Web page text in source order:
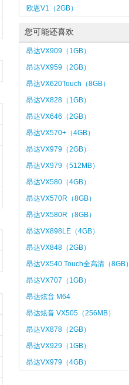
欧恩V1（2GB）
您可能还喜欢
昂达VX909（1GB）
昂达VX959（2GB）
昂达VX620Touch（8GB）
昂达VX828（1GB）
昂达VX646（2GB）
昂达VX570+（4GB）
昂达VX979（2GB）
昂达VX979（512MB）
昂达VX580（4GB）
昂达VX570R（8GB）
昂达VX580R（8GB）
昂达VX898LE（4GB）
昂达VX848（2GB）
昂达VX540 Touch全高清（8GB）
昂达VX707（1GB）
昂达炫音 M64
昂达炫音 VX505（256MB）
昂达VX878（2GB）
昂达VX929（1GB）
昂达VX979（4GB）